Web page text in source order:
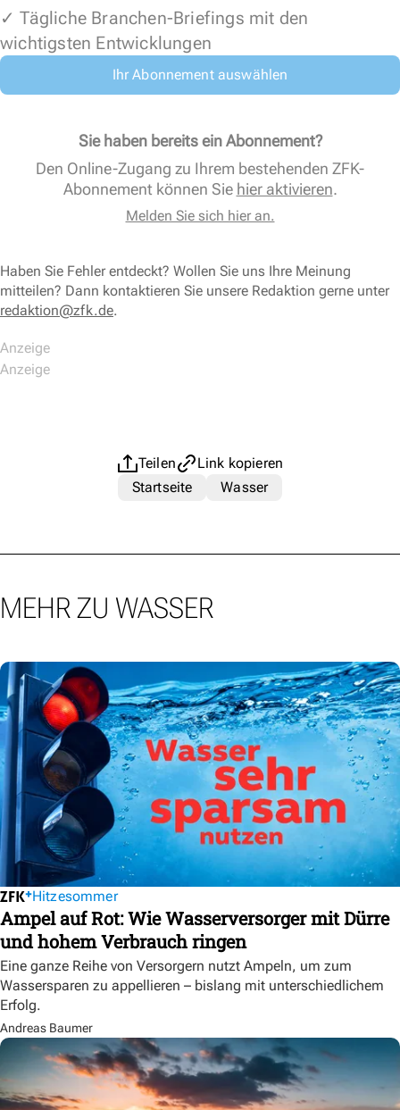
✓ Tägliche Branchen-Briefings mit den
wichtigsten Entwicklungen
Ihr Abonnement auswählen
Sie haben bereits ein Abonnement?
Den Online-Zugang zu Ihrem bestehenden ZFK-
Abonnement können Sie hier aktivieren.
Melden Sie sich hier an.
Haben Sie Fehler entdeckt? Wollen Sie uns Ihre Meinung
mitteilen? Dann kontaktieren Sie unsere Redaktion gerne unter
redaktion@zfk.de.
Teilen
Link kopieren
Startseite
Wasser
MEHR ZU WASSER
Hitzesommer
Ampel auf Rot: Wie Wasserversorger mit Dürre
und hohem Verbrauch ringen
Eine ganze Reihe von Versorgern nutzt Ampeln, um zum
Wassersparen zu appellieren – bislang mit unterschiedlichem
Erfolg.
Andreas Baumer